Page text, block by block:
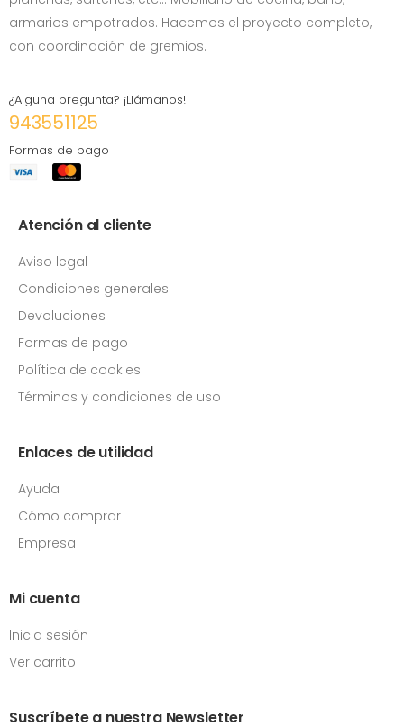
armarios empotrados. Hacemos el proyecto completo,
con coordinación de gremios.
¿Alguna pregunta? ¡Llámanos!
943551125
Formas de pago
Atención al cliente
Aviso legal
Condiciones generales
Devoluciones
Formas de pago
Política de cookies
Términos y condiciones de uso
Enlaces de utilidad
Ayuda
Cómo comprar
Empresa
Mi cuenta
Inicia sesión
Ver carrito
Suscríbete a nuestra Newsletter